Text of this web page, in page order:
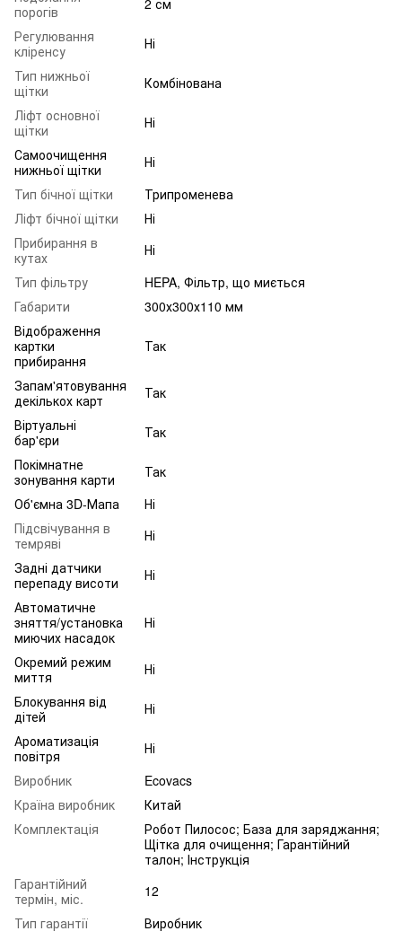
порогів
2 см
Регулювання
кліренсу
Ні
Тип нижньої
щітки
Комбінована
Ліфт основної
щітки
Ні
Самоочищення
нижньої щітки
Ні
Тип бічної щітки
Трипроменева
Ліфт бічної щітки
Ні
Прибирання в
кутах
Ні
Тип фільтру
HEPA, Фільтр, що миється
Габарити
300х300х110 мм
Відображення
картки
прибирання
Так
Запам'ятовування
декількох карт
Так
Віртуальні
бар'єри
Так
Покімнатне
зонування карти
Так
Об'ємна 3D-Мапа
Ні
Підсвічування в
темряві
Ні
Задні датчики
перепаду висоти
Ні
Автоматичне
зняття/установка
миючих насадок
Ні
Окремий режим
миття
Ні
Блокування від
дітей
Ні
Ароматизація
повітря
Ні
Виробник
Ecovacs
Країна виробник
Китай
Комплектація
Робот Пилосос; База для заряджання;
Щітка для очищення; Гарантійний
талон; Інструкція
Гарантійний
термін, міс.
12
Тип гарантії
Виробник